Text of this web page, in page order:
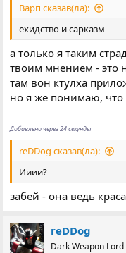
Варп сказав(ла):
ехидство и сарказм
а только я таким
твоим мнением - это
там вон ктулха
но я же понимаю, что
Добавлено через 24 секунды
reDDog сказав(ла):
Ииии?
забей - она ведь
reDDog
Dark Weapon Lord